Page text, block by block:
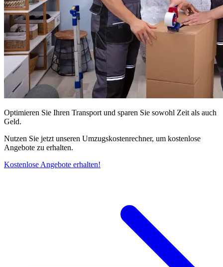
Optimieren Sie Ihren Transport und sparen Sie sowohl Zeit als auch
Geld.
Nutzen Sie jetzt unseren Umzugskostenrechner, um kostenlose
Angebote zu erhalten.
Kostenlose Angebote erhalten!